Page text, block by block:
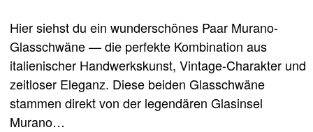
Hier siehst du ein wunderschönes Paar Murano-
Glasschwäne — die perfekte Kombination aus
italienischer Handwerkskunst, Vintage-Charakter und
zeitloser Eleganz. Diese beiden Glasschwäne
stammen direkt von der legendären Glasinsel
Murano…